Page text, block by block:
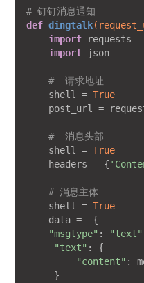
# 钉钉消息通知
def dingtalk
import requests
import json
#  请求地址
    shell =
True
post_url =
#  消息头部
    shell =
True
    headers = {
# 消息主体
    shell =
True
    data =  {
"msgtype" : "text"
"text" : {
"content" :
     }